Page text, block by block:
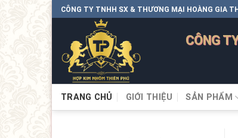
CÔNG TY TNHH SX & THƯƠNG MẠI HOÀNG GIA
CÔNG
TRANG CHỦ GIỚI THIỆU SẢN PHẨM